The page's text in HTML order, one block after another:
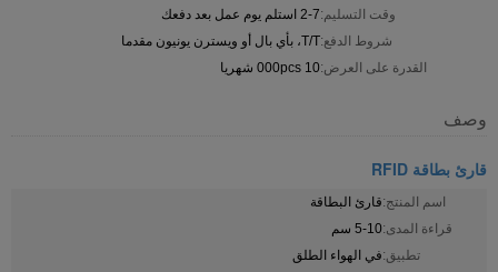
وقت التسليم:2-7 استلم يوم عمل بعد دفعك
شروط الدفع:T/T، بأي بال أو ويسترن يونيون مقدما
القدرة على العرض:10 000pcs شهريا
وصف
قارئ بطاقة RFID
اسم المنتج:قارئ البطاقة
قراءة المدى:5-10 سم
تطبيق:في الهواء الطلق